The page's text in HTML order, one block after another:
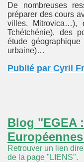
De nombreuses
préparer des cours
villes, Mitrovica…),
Tchétchénie), des
étude
urbaine)…
Publié par Cyril
Blog "EGEA
Retrouver un lien
de la page "LIENS".